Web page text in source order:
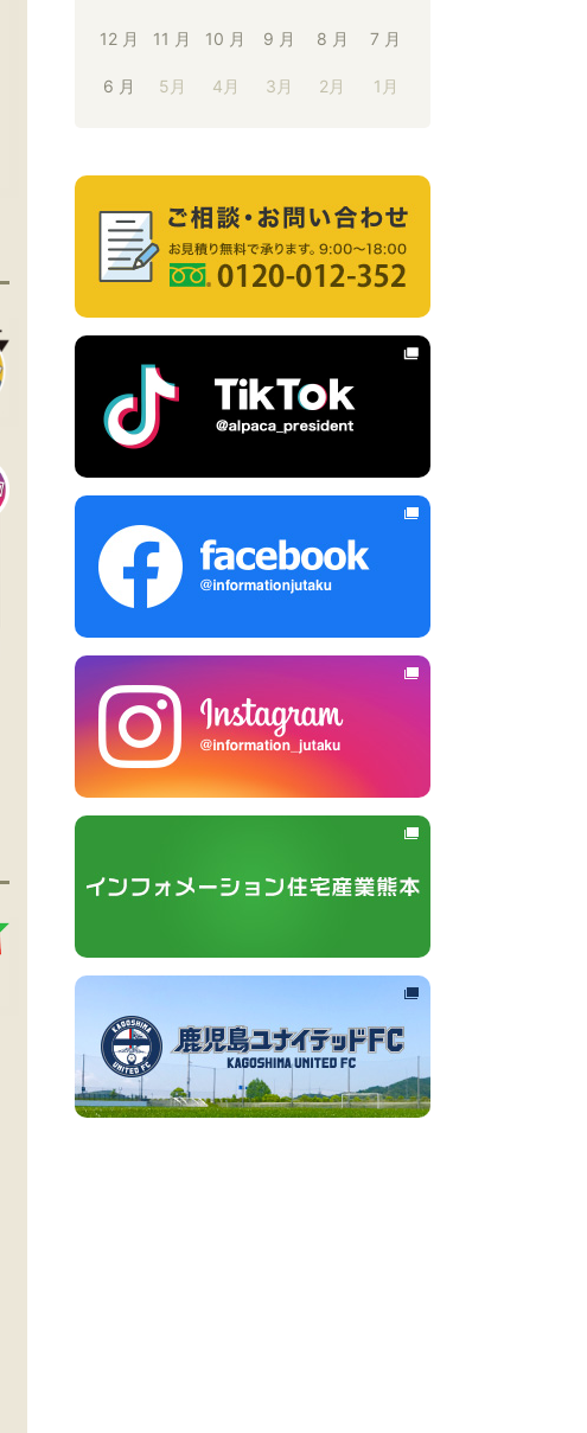
12 月 11 月 10 月 9 月 8 月 7 月
6 月 5月 4月 3月 2月 1月